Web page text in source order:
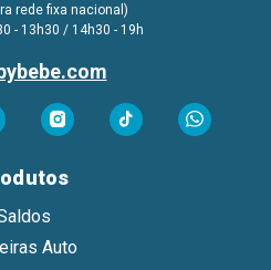
rede fixa nacional)
- 13h30 / 14h30 - 19h
Auto